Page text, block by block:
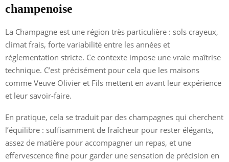
champenoise
La Champagne est une région très particulière : sols crayeux,
climat frais, forte variabilité entre les années et
réglementation stricte. Ce contexte impose une vraie maîtrise
technique. C’est précisément pour cela que les maisons
comme Veuve Olivier et Fils mettent en avant leur expérience
et leur savoir-faire.
En pratique, cela se traduit par des champagnes qui cherchent
l’équilibre : suffisamment de fraîcheur pour rester élégants,
assez de matière pour accompagner un repas, et une
effervescence fine pour garder une sensation de précision en